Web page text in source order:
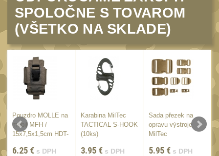
Čepice, kukly, šátky 50
Šiltovky 29
Chrániče sluchu7
Ostatní
DOPLŇKY
Ramenní popruhy a
vycpávky 10
Karabiny a přezky 75
Kroužky, šňůrky,
SPOLOČNE S TOVAROM
(VŠETKO NA SKLADE)
Pouzdro MOLLE na
mobil MFH /
15x7,5x1,5cm HDT-
6.25 € s DPH
Karabina MilTec
TACTICAL S-HOOK
(10ks)
3.95 € s DPH
Sada přezek na
opravu výstroje
MilTec
5.95 € s DPH